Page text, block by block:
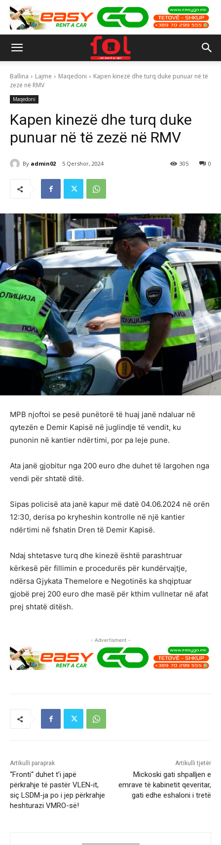
Ballina Lajme Maqedoni
Kapen kinezë dhe turq duke punuar në të
zezë në RMV
Maqedoni
Kapen kinezë dhe turq duke
punuar në të zezë në RMV
By admin02 5 Qershor, 2024 0
305
MPB njoftoi se pesë punëtorë të huaj janë ndaluar në
qytezën e Demir Kapisë në juglindje të vendit, ku
punonin në kantier ndërtimi, por pa leje pune.
Ata janë gjobitur nga 200 euro dhe duhet të largohen nga
vendi për shtatë ditë.
Sipas policisë ata janë kapur më datë 04.06.2024 në orën
12:30, derisa po kryheshin kontrolle në një kantier
ndërtimi në fshatin Dren të Demir Kapisë.
Ndaj shtetasve turq dhe kinezë është parashtruar
kërkesë për fillimin e procedurës për kundërvajtje,
ndërsa Gjykata Themelore e Negotinës ka shqiptuar
gjobë prej 200 euro dhe masë për kthim vullnetar në afat
prej shtatë ditësh.
- Advertisment -
Artikulli paraprak
“Fronti“ duhet t’i japë
përkrahje të pastër VLEN-it,
siç LSDM-ja po i jep përkrahje
heshturazi VMRO-së!
Artikulli tjetër
Mickoski gati shpalljen e
emrave të kabinetit qeveritar,
gati edhe eshaloni i tretë